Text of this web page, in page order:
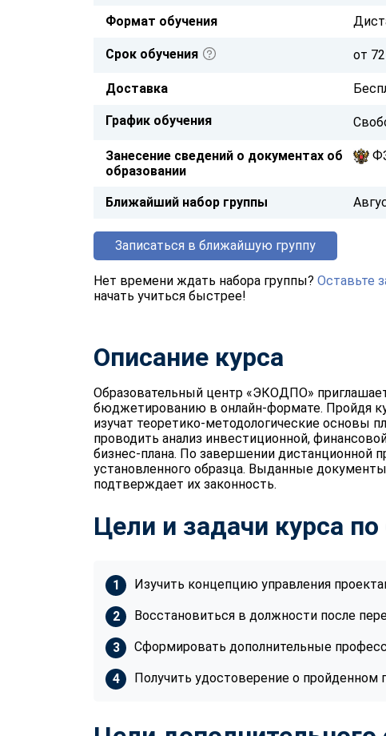
Формат обучения
Срок обучения от
Доставка
График обучения
Занесение сведений о документах об
образовании
Ближайший набор группы
Записаться в ближайшую группу
Нет времени ждать набора группы? Оставьте
начать учиться быстрее!
Описание курса
Образовательный центр «ЭКОДПО»
бюджетированию в онлайн-формате. Пройдя
изучат теоретико-методологические основы
проводить анализ инвестиционной,
бизнес-плана. По завершении дистанционной
установленного образца. Выданные
подтверждает их законность.
Цели и задачи курса
Изучить концепцию управления
Восстановиться в должности после
Сформировать дополнительные
Получить удостоверение о